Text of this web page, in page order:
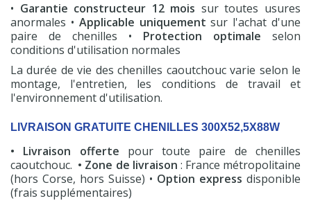
• Garantie constructeur 12 mois sur toutes usures
anormales • Applicable uniquement sur l'achat d'une
paire de chenilles • Protection optimale selon
conditions d'utilisation normales
La durée de vie des chenilles caoutchouc varie selon le
montage, l'entretien, les conditions de travail et
l'environnement d'utilisation.
LIVRAISON GRATUITE CHENILLES 300X52,5X88W
• Livraison offerte pour toute paire de chenilles
caoutchouc. • Zone de livraison : France métropolitaine
(hors Corse, hors Suisse) • Option express disponible
(frais supplémentaires)